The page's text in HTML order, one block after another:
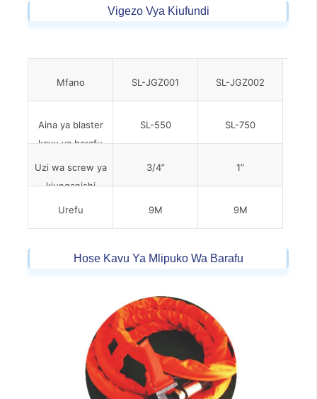
Vigezo Vya Kiufundi
Mfano
Aina ya blaster
kavu ya barafu
Uzi wa screw ya
kiunganishi
Urefu
SL-JGZ001
SL-550
3/4”
9M
SL-JGZ002
SL-750
1”
9M
Hose Kavu Ya Mlipuko Wa Barafu